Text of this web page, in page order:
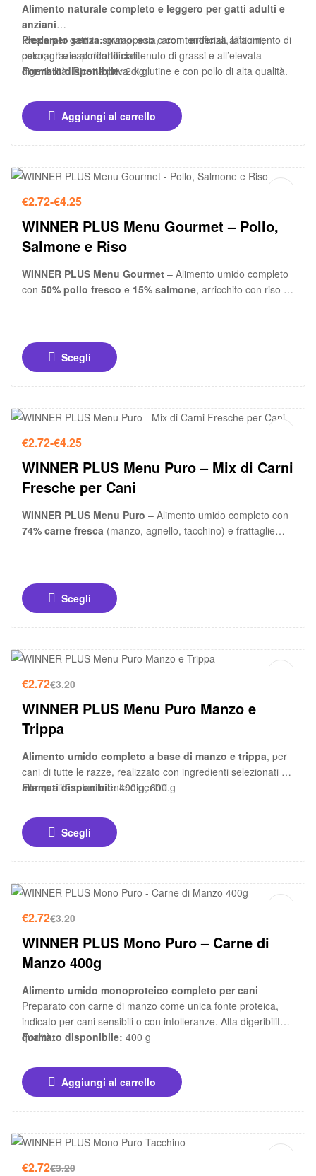
Alimento naturale completo e leggero per gatti adulti e
anziani
Ideale per gatti in sovrappeso o con tendenza all’aumento di
peso, grazie al ridotto contenuto di grassi e all’elevata
digeribilità. Ricetta priva di glutine e con pollo di alta qualità.
Preparato senza:grano, soia, aromi artificiali, latticini,
coloranti e sapori artificiali.
Formato disponibile:2 kg
Aggiungi al carrello
-15%
€2.72-€4.25
WINNER PLUS Menu Gourmet – Pollo,
Salmone e Riso
WINNER PLUS Menu Gourmet – Alimento umido completo
con 50% pollo fresco e 15% salmone, arricchito con riso e
Scegli
-15%
€2.72-€4.25
WINNER PLUS Menu Puro – Mix di Carni
Fresche per Cani
WINNER PLUS Menu Puro – Alimento umido completo con
74% carne fresca (manzo, agnello, tacchino) e frattaglie
Scegli
-15%
€3.20
€2.72
WINNER PLUS Menu Puro Manzo e
Trippa
Alimento umido completo a base di manzo e trippa, per
cani di tutte le razze, realizzato con ingredienti selezionati di
alta qualità e facilmente digeribili.
Formati disponibili:400 g; 800 g
Scegli
-15%
€3.20
€2.72
WINNER PLUS Mono Puro – Carne di
Manzo 400g
Alimento umido monoproteico completo per cani
Preparato con carne di manzo come unica fonte proteica,
indicato per cani sensibili o con intolleranze. Alta digeribilità e
qualità.
Formato disponibile: 400 g
Aggiungi al carrello
-15%
€3.20
€2.72